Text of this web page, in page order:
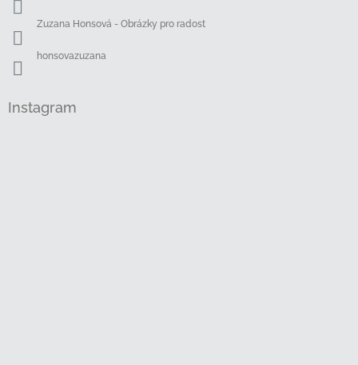
Zuzana Honsová - Obrázky pro radost
honsovazuzana
Instagram